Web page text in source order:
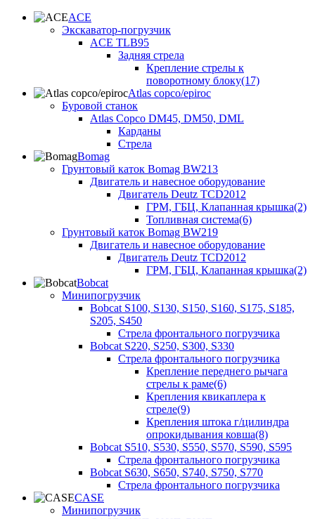
ACE
Экскаватор-погрузчик
ACE TLB95
Задняя стрела
Крепление стрелы к
поворотному блоку(17)
Atlas copco/epiroc
Буровой станок
Atlas Copco DM45, DM50, DML
Карданы
Стрела
Bomag
Грунтовый каток Bomag BW213
Двигатель и навесное оборудование
Двигатель Deutz TCD2012
ГРМ, ГБЦ, Клапанная крышка(2)
Топливная система(6)
Грунтовый каток Bomag BW219
Двигатель и навесное оборудование
Двигатель Deutz TCD2012
ГРМ, ГБЦ, Клапанная крышка(2)
Bobcat
Минипогрузчик
Bobcat S100, S130, S150, S160, S175, S185,
S205, S450
Стрела фронтального погрузчика
Bobcat S220, S250, S300, S330
Стрела фронтального погрузчика
Крепление переднего рычага
стрелы к раме(6)
Крепления квикаплера к
стреле(9)
Крепления штока г/цилиндра
опрокидывания ковша(8)
Bobcat S510, S530, S550, S570, S590, S595
Стрела фронтального погрузчика
Bobcat S630, S650, S740, S750, S770
Стрела фронтального погрузчика
CASE
Минипогрузчик